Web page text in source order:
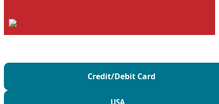
Credit/Debit Card